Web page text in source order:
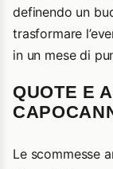
definendo un
trasformare
in un mese di
QUOTE E
Le scommesse